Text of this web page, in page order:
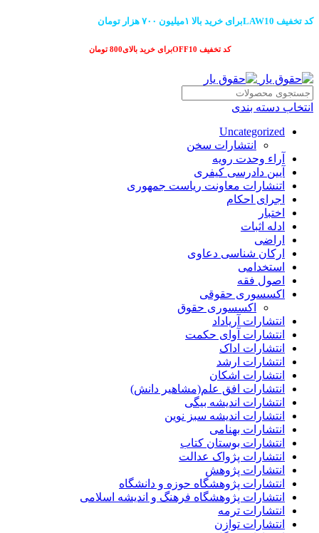
کد تخفیف LAW10برای خرید بالا ۱میلیون ۷۰۰ هزار تومان
کد تخفیف OFF10برای خرید بالای800 تومان
انتخاب دسته بندی
Uncategorized
انتشارات سخن
آراء وحدت رویه
آیین دادرسی کیفری
اتنشارات معاونت ریاست جمهوری
اجرای احکام
اختبار
ادله اثبات
اراضی
ارکان شناسی دعاوی
استخدامی
اصول فقه
اکسسوری حقوقی
اکسسوری حقوق
انتشارات آریاداد
انتشارات آوای حکمت
انتشارات اداک
انتشارات ارشد
انتشارات اشکان
انتشارات افق علم(مشاهیر دانش)
انتشارات اندیشه بیگی
انتشارات اندیشه سبز نوین
انتشارات بهنامی
انتشارات بوستان کتاب
انتشارات پژواک عدالت
انتشارات پژوهش
انتشارات پژوهشگاه حوزه و دانشگاه
انتشارات پژوهشگاه فرهنگ و اندیشه اسلامی
انتشارات ترمه
انتشارات توازن